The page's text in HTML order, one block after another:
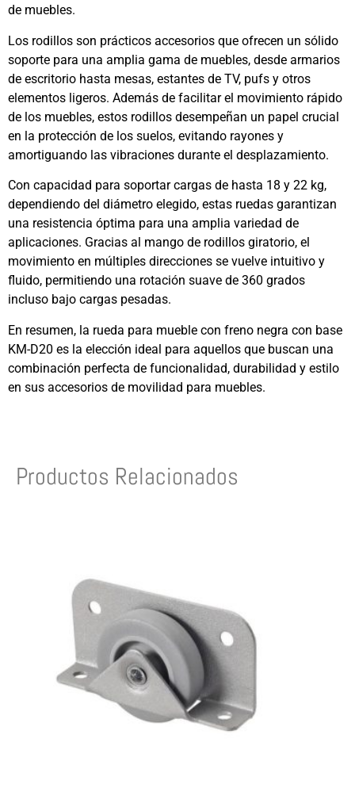
de muebles.
Los rodillos son prácticos accesorios que ofrecen un sólido
soporte para una amplia gama de muebles, desde armarios
de escritorio hasta mesas, estantes de TV, pufs y otros
elementos ligeros. Además de facilitar el movimiento rápido
de los muebles, estos rodillos desempeñan un papel crucial
en la protección de los suelos, evitando rayones y
amortiguando las vibraciones durante el desplazamiento.
Con capacidad para soportar cargas de hasta 18 y 22 kg,
dependiendo del diámetro elegido, estas ruedas garantizan
una resistencia óptima para una amplia variedad de
aplicaciones. Gracias al mango de rodillos giratorio, el
movimiento en múltiples direcciones se vuelve intuitivo y
fluido, permitiendo una rotación suave de 360 grados
incluso bajo cargas pesadas.
En resumen, la rueda para mueble con freno negra con base
KM-D20 es la elección ideal para aquellos que buscan una
combinación perfecta de funcionalidad, durabilidad y estilo
en sus accesorios de movilidad para muebles.
Productos Relacionados